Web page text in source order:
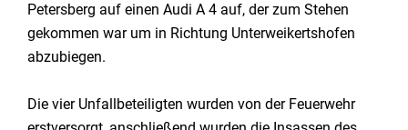
Petersberg auf einen Audi A 4 auf, der zum Stehen
gekommen war um in Richtung Unterweikertshofen
abzubiegen.
Die vier Unfallbeteiligten wurden von der Feuerwehr